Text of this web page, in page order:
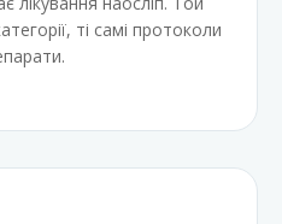
ті самі протоколи